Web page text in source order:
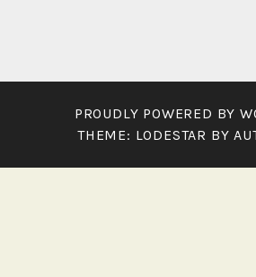
PROUDLY POWERED BY
THEME: LODESTAR BY